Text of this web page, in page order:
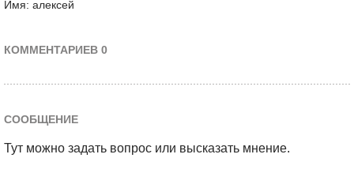
Имя: алексей
КОММЕНТАРИЕВ 0
СООБЩЕНИЕ
Тут можно задать вопрос или высказать мнение.